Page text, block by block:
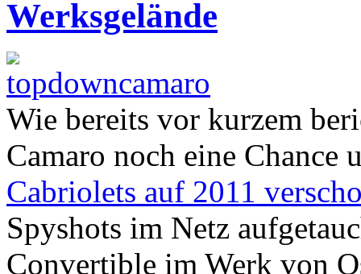
Werksgelände
Wie bereits vor kurzem
Camaro noch eine Chance
Cabriolets auf 2011
Spyshots im Netz
Convertible im Werk von